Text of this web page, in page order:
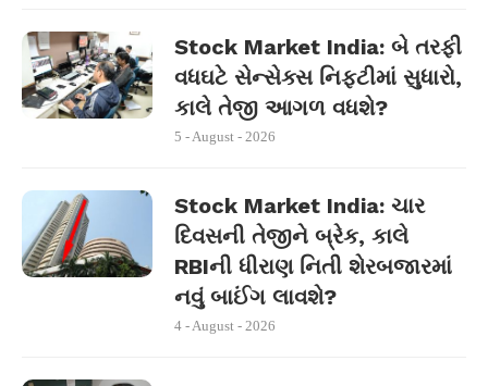
Stock Market India: બે તરફી
વધઘટે સેન્સેક્સ નિફ્ટીમાં સુધારો,
કાલે તેજી આગળ વધશે?
5 - August - 2026
Stock Market India: ચાર
દિવસની તેજીને બ્રેક, કાલે
RBIની ધીરાણ નિતી શેરબજારમાં
નવું બાઈંગ લાવશે?
4 - August - 2026